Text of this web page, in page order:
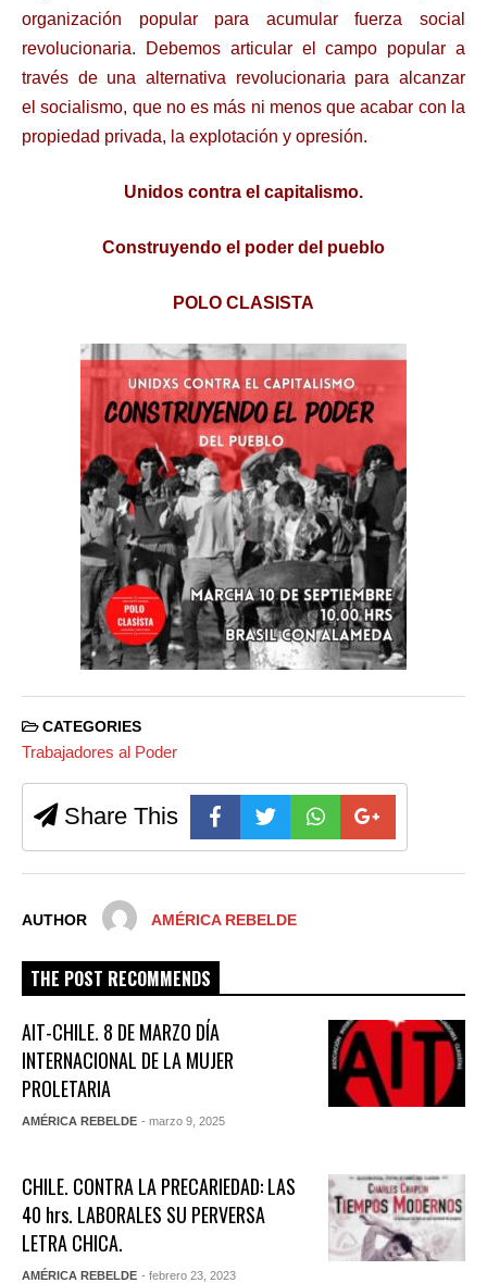
organización popular para acumular fuerza social
revolucionaria. Debemos articular el campo popular a
través de una alternativa revolucionaria para alcanzar
elsocialismo, que no es más ni menos que acabar con la
propiedad privada, la explotación y opresión.
Unidos contra el capitalismo.
Construyendo el poder del pueblo
POLO CLASISTA
CATEGORIES
Trabajadores al Poder
Share This
AUTHOR AMÉRICA REBELDE
THE POST RECOMMENDS
AIT-CHILE. 8 DE MARZO DÍA
INTERNACIONAL DE LA MUJER
PROLETARIA
AMÉRICA REBELDE - marzo 9, 2025
CHILE. CONTRA LA PRECARIEDAD: LAS
40 hrs. LABORALES SU PERVERSA
LETRA CHICA.
AMÉRICA REBELDE - febrero 23, 2023